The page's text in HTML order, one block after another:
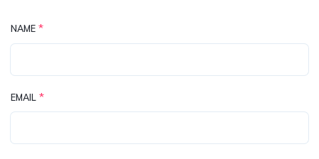
NAME *
EMAIL *